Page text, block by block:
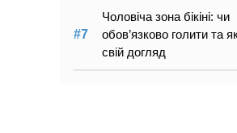
Чоловіча зона бікіні: чи
обов’язково голити та
свій догляд